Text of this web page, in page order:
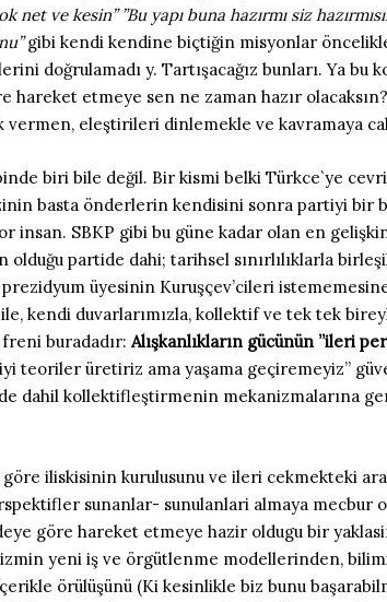
net ve kesin” ”Bu yapı buna hazırmı siz
gibi kendi kendine biçtiğin misyonlar
doğrulamadı y. Tartışacağız bunları. Ya bu
hareket etmeye sen ne zaman hazır
eleştirileri dinlemekle ve kavramaya
biri bile değil. Bir kismi belki Türkce`ye
basta önderlerin kendisini sonra partiyi bir
SBKP gibi bu güne kadar olan en
partide dahi; tarihsel sınırlılıklarla
üyesinin Kuruşçev’cileri
ile, kendi duvarlarımızla, kollektif ve tek tek
freni buradadır:Alışkanlıkların gücünün ”ileri
iyi teoriler üretiriz ama yaşama geçiremeyiz”
dahil kollektifleştirmenin mekanizmalarına
iliskisinin kurulusunu ve ileri cekmekteki
sunanlar- sunulanlari almaya mecbur
göre hareket etmeye hazir oldugu bir
yeni iş ve örgütlenme modellerinden,
örülüşünü (Ki kesinlikle biz bunu